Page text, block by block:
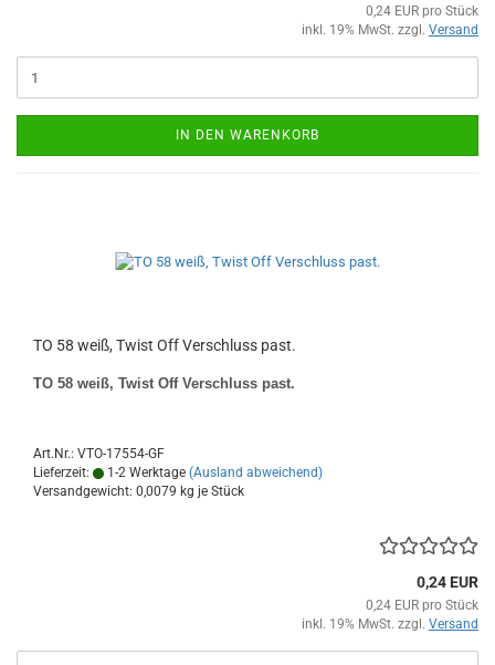
0,24 EUR pro Stück
inkl. 19% MwSt. zzgl. Versand
IN DEN WARENKORB
TO 58 weiß, Twist Off Verschluss past.
TO 58 weiß, Twist Off Verschluss past.
Art.Nr.: VTO-17554-GF
Lieferzeit:
1-2 Werktage (Ausland abweichend)
Versandgewicht: 0,0079 kg je Stück
0,24 EUR
0,24 EUR pro Stück
inkl. 19% MwSt. zzgl. Versand